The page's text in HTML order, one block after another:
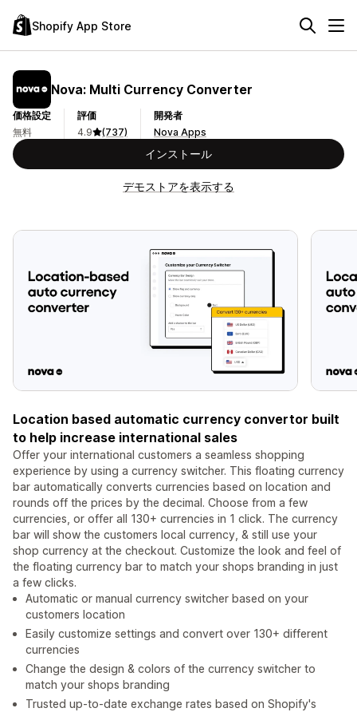
Shopify App Store
Nova: Multi Currency Converter
価格設定
無料
評価
4.9
(737)
開発者
Nova Apps
インストール
デモストアを表示する
Location based automatic currency convertor built
to help increase international sales
Offer your international customers a seamless shopping
experience by using a currency switcher. This floating currency
bar automatically converts currencies based on location and
rounds off the prices by the decimal. Choose from a few
currencies, or offer all 130+ currencies in 1 click. The currency
bar will show the customers local currency, & still use your
shop currency at the checkout. Customize the look and feel of
the floating currency bar to match your shops branding in just
a few clicks.
Automatic or manual currency switcher based on your
customers location
Easily customize settings and convert over 130+ different
currencies
Change the design & colors of the currency switcher to
match your shops branding
Trusted up-to-date exchange rates based on Shopify's